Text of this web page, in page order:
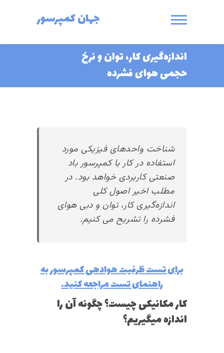
جهان کمپرسور
اندازه‌گیری کار، توان و نرخ
حجمی هوای فشرده
شناخت واحدهای فیزیکی مورد
استفاده در کار با کمپرسور باد
صنعتی کاربردی خواهد بود. در
مطلب اخیر اصول کلی
اندازه‌گیری کار، توان و دبی هوای
فشرده را تشریح می کنیم.
برای تست ظرفیت هوادهی کمپرسور به
راهنمای تست مراجعه کنید.
کار مکانیکی چیست؟ چگونه آن را
اندازه میگیریم؟